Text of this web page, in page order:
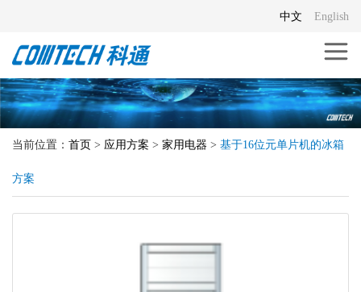
English
中文
当前位置： 首页 > 应用方案 > 家用电器 > 基于16位元单片机的冰箱
方案